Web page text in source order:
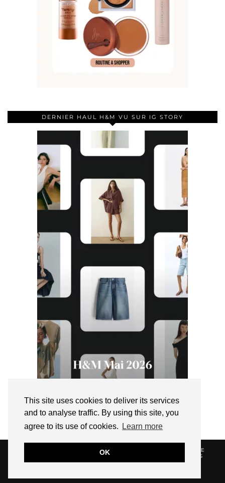
This site uses cookies to deliver its services
and to analyse traffic. By using this site, you
agree to its use of cookies.
Learn more
OK
DERNIER HAUL H&M VU SUR IG STORY
POLITIQUE DE
VUE DANS LA PRESSE
LIENS
AFFILIES